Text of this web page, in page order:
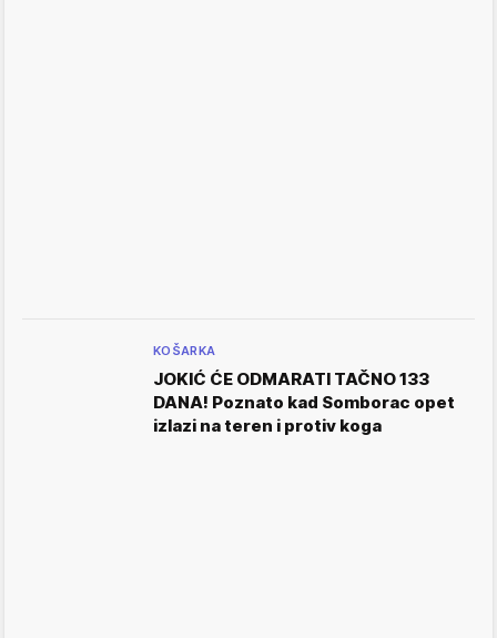
KOŠARKA
JOKIĆ ĆE ODMARATI TAČNO 133
DANA! Poznato kad Somborac opet
izlazi na teren i protiv koga